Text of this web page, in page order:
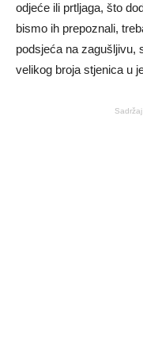
odjeće ili prtljaga, što
bismo ih prepoznali,
podsjeća na zagušljivu,
velikog broja stjenica u